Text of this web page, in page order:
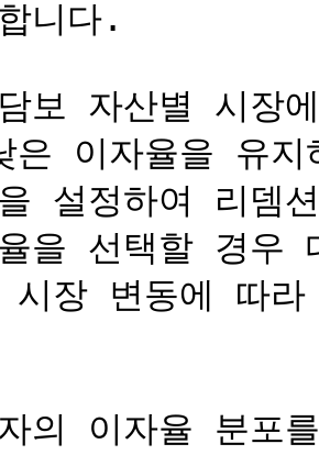
니다.
보 자산별 시장
은 이자율을 유
설정하여 리뎀
을 선택할 경
시장 변동에 따
의 이자율 분포